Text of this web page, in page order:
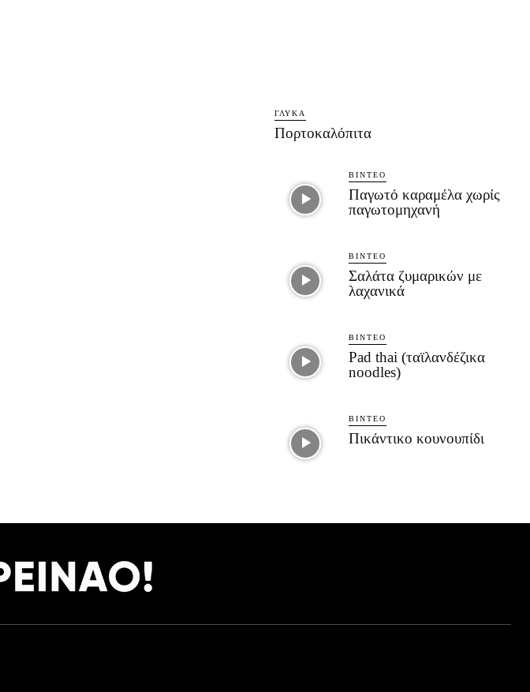
ΓΛΥΚΆ
Πορτοκαλόπιτα
ΒΊΝΤΕΟ
Παγωτό καραμέλα χωρίς
παγωτομηχανή
ΒΊΝΤΕΟ
Σαλάτα ζυμαρικών με
λαχανικά
ΒΊΝΤΕΟ
Pad thai (ταϊλανδέζικα
noodles)
ΒΊΝΤΕΟ
Πικάντικο κουνουπίδι